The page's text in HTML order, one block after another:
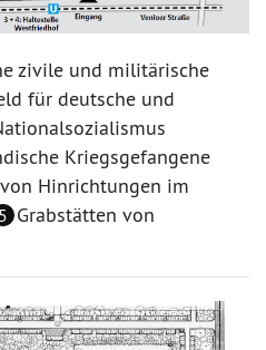
zivile und militärische
für deutsche und
Kriegsgefangene
Hinrichtungen im
5 Grabstätten von